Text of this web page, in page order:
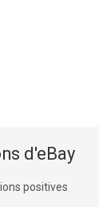
d'eBay
positives